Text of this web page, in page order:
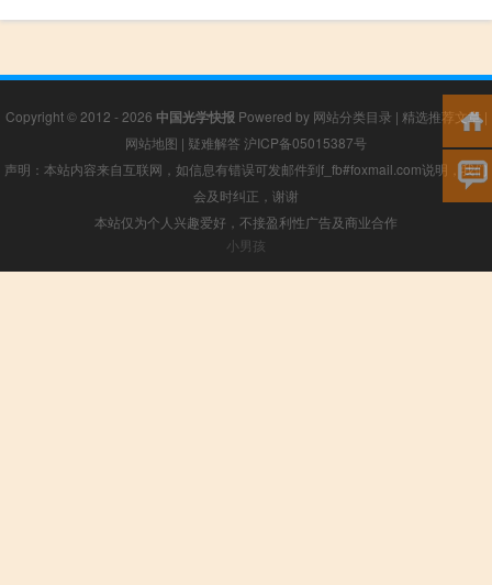
Copyright © 2012 - 2026 中国光学快报 Powered by 网站分类目录 | 精选推荐文章|
网站地图 | 疑难解答 沪ICP备05015387号
声明：本站内容来自互联网，如信息有错误可发邮件到f_fb#foxmail.com说明，我们
会及时纠正，谢谢
本站仅为个人兴趣爱好，不接盈利性广告及商业合作
小男孩